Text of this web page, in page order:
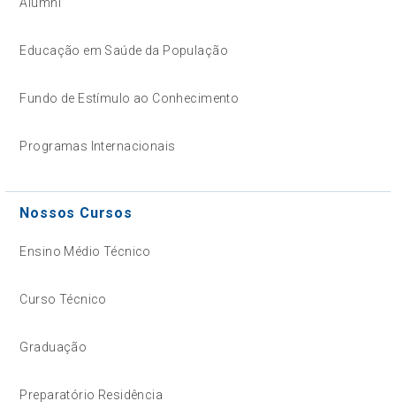
Educação em Saúde da População
Fundo de Estímulo ao Conhecimento
Programas Internacionais
Nossos Cursos
Ensino Médio Técnico
Curso Técnico
Graduação
Preparatório Residência